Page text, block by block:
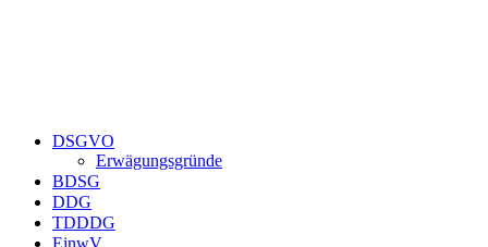
DSGVO
Erwägungsgründe
BDSG
DDG
TDDDG
EinwV